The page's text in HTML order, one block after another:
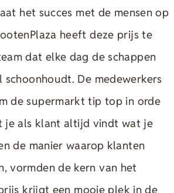
het succes met de mensen op
heeft deze prijs te
dat elke dag de schappen
De medewerkers
de supermarkt tip top in orde
je als klant altijd vindt wat je
de manier waarop klanten
vormden de kern van het
krijgt een mooie plek in de